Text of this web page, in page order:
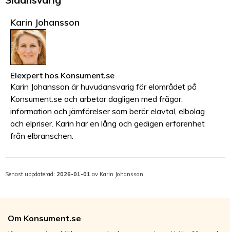
Karin Johansson
Elexpert hos Konsument.se
Karin Johansson är huvudansvarig för elområdet på
Konsument.se och arbetar dagligen med frågor,
information och jämförelser som berör elavtal, elbolag
och elpriser. Karin har en lång och gedigen erfarenhet
från elbranschen.
Senast uppdaterad: 2026-01-01 av Karin Johansson
Om Konsument.se